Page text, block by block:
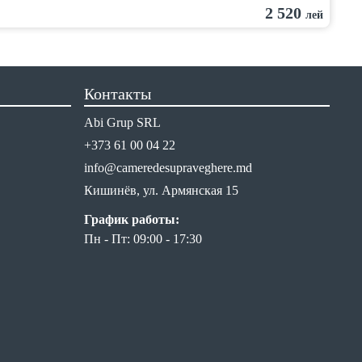
2 520 лей
Контакты
Abi Grup SRL
+373 61 00 04 22
info@cameredesupraveghere.md
Кишинёв, ул. Армянская 15
График работы:
Пн - Пт: 09:00 - 17:30